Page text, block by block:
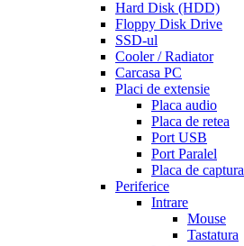
Hard Disk (HDD)
Floppy Disk Drive
SSD-ul
Cooler / Radiator
Carcasa PC
Placi de extensie
Placa audio
Placa de retea
Port USB
Port Paralel
Placa de captura
Periferice
Intrare
Mouse
Tastatura